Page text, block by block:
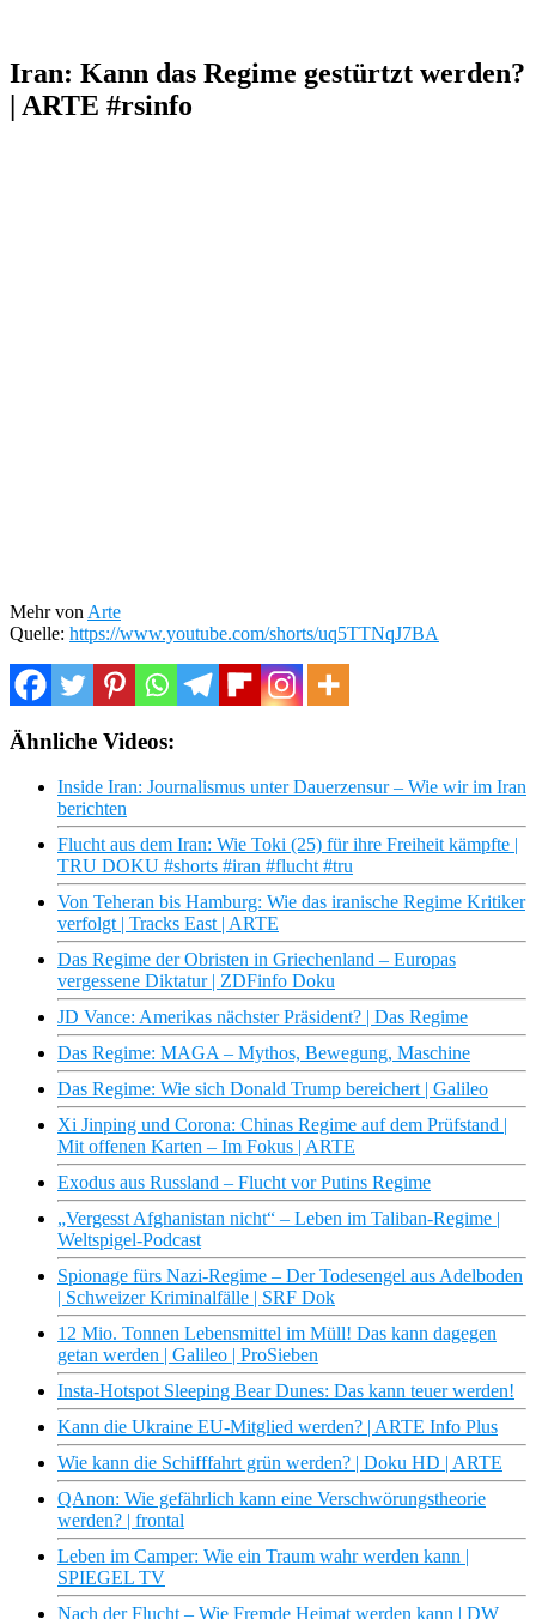
Iran: Kann das Regime gestürtzt werden?
| ARTE #rsinfo
Mehr von Arte
Quelle: https://www.youtube.com/shorts/uq5TTNqJ7BA
Ähnliche Videos:
Inside Iran: Journalismus unter Dauerzensur – Wie wir im Iran
berichten
Flucht aus dem Iran: Wie Toki (25) für ihre Freiheit kämpfte |
TRU DOKU #shorts #iran #flucht #tru
Von Teheran bis Hamburg: Wie das iranische Regime Kritiker
verfolgt | Tracks East | ARTE
Das Regime der Obristen in Griechenland – Europas
vergessene Diktatur | ZDFinfo Doku
JD Vance: Amerikas nächster Präsident? | Das Regime
Das Regime: MAGA – Mythos, Bewegung, Maschine
Das Regime: Wie sich Donald Trump bereichert | Galileo
Xi Jinping und Corona: Chinas Regime auf dem Prüfstand |
Mit offenen Karten – Im Fokus | ARTE
Exodus aus Russland – Flucht vor Putins Regime
„Vergesst Afghanistan nicht“ – Leben im Taliban-Regime |
Weltspigel-Podcast
Spionage fürs Nazi-Regime – Der Todesengel aus Adelboden
| Schweizer Kriminalfälle | SRF Dok
12 Mio. Tonnen Lebensmittel im Müll! Das kann dagegen
getan werden | Galileo | ProSieben
Insta-Hotspot Sleeping Bear Dunes: Das kann teuer werden!
Kann die Ukraine EU-Mitglied werden? | ARTE Info Plus
Wie kann die Schifffahrt grün werden? | Doku HD | ARTE
QAnon: Wie gefährlich kann eine Verschwörungstheorie
werden? | frontal
Leben im Camper: Wie ein Traum wahr werden kann |
SPIEGEL TV
Nach der Flucht – Wie Fremde Heimat werden kann | DW